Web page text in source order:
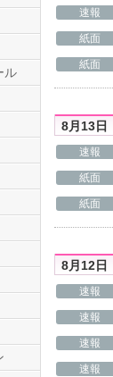
速報
紙面
紙面
8月13日
速報
紙面
紙面
8月12日
速報
速報
速報
速報
ル